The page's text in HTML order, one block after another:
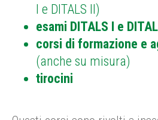
I e DITALS II)
esami DITALS I e
corsi di formazione e
(anche su misura)
tirocini